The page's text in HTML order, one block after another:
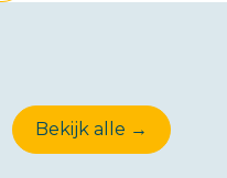
Bekijk alle →